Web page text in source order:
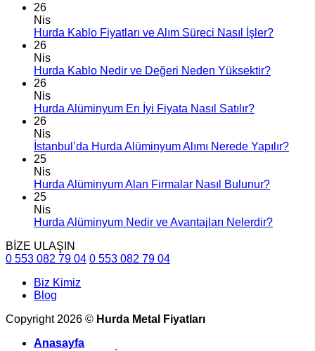
26
Nis
Hurda Kablo Fiyatları ve Alım Süreci Nasıl İşler?
26
Nis
Hurda Kablo Nedir ve Değeri Neden Yüksektir?
26
Nis
Hurda Alüminyum En İyi Fiyata Nasıl Satılır?
26
Nis
İstanbul’da Hurda Alüminyum Alımı Nerede Yapılır?
25
Nis
Hurda Alüminyum Alan Firmalar Nasıl Bulunur?
25
Nis
Hurda Alüminyum Nedir ve Avantajları Nelerdir?
BİZE ULAŞIN
0 553 082 79 04 0 553 082 79 04
Biz Kimiz
Blog
Copyright 2026 © Hurda Metal Fiyatları
Anasayfa